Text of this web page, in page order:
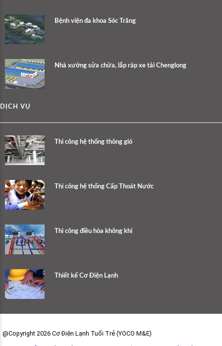
Bệnh viện đa khoa Sóc Trăng
Nhà xưởng sửa chữa, lắp ráp xe tải Chenglong
DỊCH VỤ
Thi công hệ thống thông gió
Thi công hệ thống Cấp Thoát Nước
Thi công điều hòa không khí
Thiết kế Cơ Điện Lạnh
@Copyright 2026 Cơ Điện Lạnh Tuổi Trẻ (YOCO M&E)